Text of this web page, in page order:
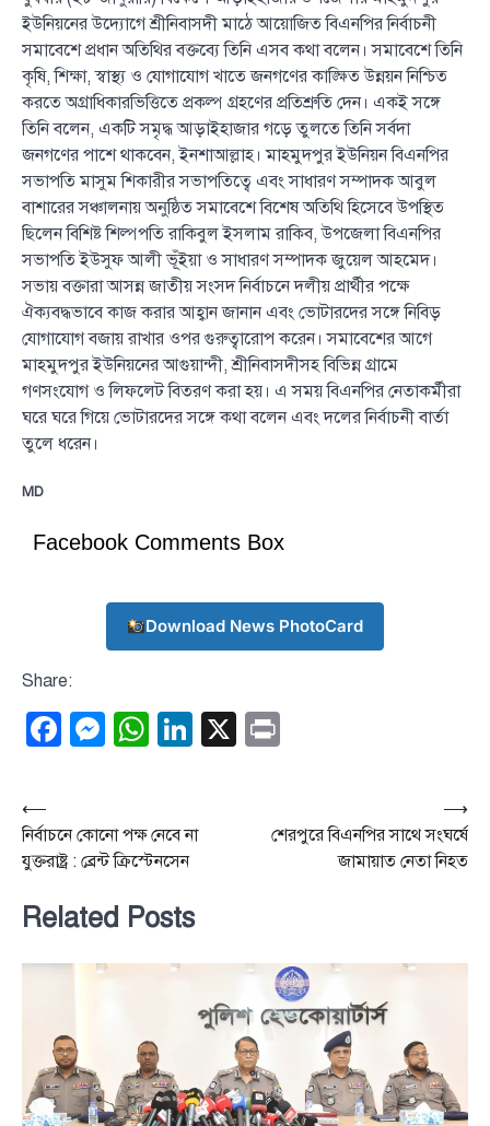
ইউনিয়নের উদ্যোগে শ্রীনিবাসদী মাঠে আয়োজিত বিএনপির নির্বাচনী
সমাবেশে প্রধান অতিথির বক্তব্যে তিনি এসব কথা বলেন। সমাবেশে তিনি
কৃষি, শিক্ষা, স্বাস্থ্য ও যোগাযোগ খাতে জনগণের কাঙ্ক্ষিত উন্নয়ন নিশ্চিত
করতে অগ্রাধিকারভিত্তিতে প্রকল্প গ্রহণের প্রতিশ্রুতি দেন। একই সঙ্গে
তিনি বলেন, একটি সমৃদ্ধ আড়াইহাজার গড়ে তুলতে তিনি সর্বদা
জনগণের পাশে থাকবেন, ইনশাআল্লাহ। মাহমুদপুর ইউনিয়ন বিএনপির
সভাপতি মাসুম শিকারীর সভাপতিত্বে এবং সাধারণ সম্পাদক আবুল
বাশারের সঞ্চালনায় অনুষ্ঠিত সমাবেশে বিশেষ অতিথি হিসেবে উপস্থিত
ছিলেন বিশিষ্ট শিল্পপতি রাকিবুল ইসলাম রাকিব, উপজেলা বিএনপির
সভাপতি ইউসুফ আলী ভূঁইয়া ও সাধারণ সম্পাদক জুয়েল আহমেদ।
সভায় বক্তারা আসন্ন জাতীয় সংসদ নির্বাচনে দলীয় প্রার্থীর পক্ষে
ঐক্যবদ্ধভাবে কাজ করার আহ্বান জানান এবং ভোটারদের সঙ্গে নিবিড়
যোগাযোগ বজায় রাখার ওপর গুরুত্বারোপ করেন। সমাবেশের আগে
মাহমুদপুর ইউনিয়নের আগুয়ান্দী, শ্রীনিবাসদীসহ বিভিন্ন গ্রামে
গণসংযোগ ও লিফলেট বিতরণ করা হয়। এ সময় বিএনপির নেতাকর্মীরা
ঘরে ঘরে গিয়ে ভোটারদের সঙ্গে কথা বলেন এবং দলের নির্বাচনী বার্তা
তুলে ধরেন।
MD
Facebook Comments Box
Download News PhotoCard
Share:
Facebook
Messenger
WhatsApp
LinkedIn
X
Post
navigation
⟵
নির্বাচনে কোনো পক্ষ নেবে না
যুক্তরাষ্ট্র : ব্রেন্ট ক্রিস্টেনসেন
শেরপুরে বিএনপির সাথে সংঘর্ষে
জামায়াত নেতা নিহত
⟶
Related Posts